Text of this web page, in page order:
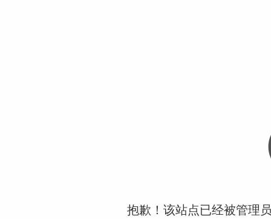
抱歉！该站点已经被管理